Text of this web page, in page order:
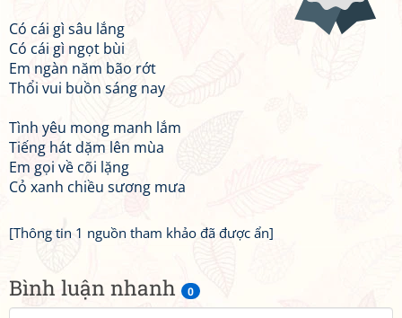
Bình luận nhanh 0
Có cái gì sâu lắng
Có cái gì ngọt bùi
Em ngàn năm bão rớt
Thổi vui buồn sáng nay
Tình yêu mong manh lắm
Tiếng hát dặm lên mùa
Em gọi về cõi lặng
Cỏ xanh chiều sương mưa
[Thông tin 1 nguồn tham khảo đã được ẩn]